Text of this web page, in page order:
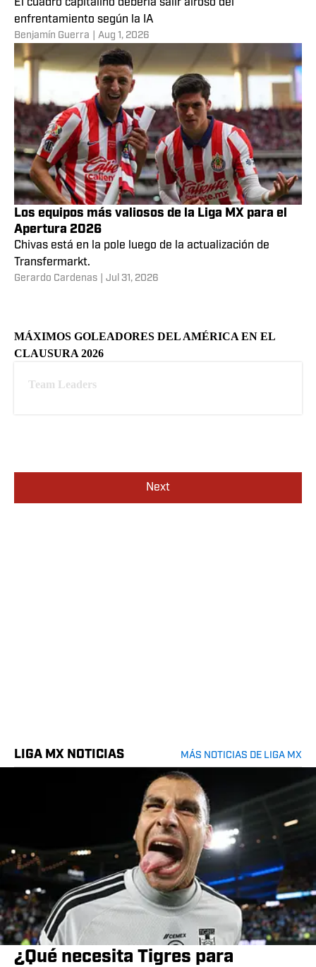
El cuadro capitalino debería salir airoso del
enfrentamiento según la IA
Benjamín Guerra Aug 1, 2026
Los equipos más valiosos de la Liga MX para el
Apertura 2026
Chivas está en la pole luego de la actualización de
Transfermarkt.
Gerardo Cardenas Jul 31, 2026
MÁXIMOS GOLEADORES DEL AMÉRICA EN EL
CLAUSURA 2026
Team Leaders
Next
LIGA MX NOTICIAS MÁS NOTICIAS DE LIGA MX
¿Qué necesita Tigres para